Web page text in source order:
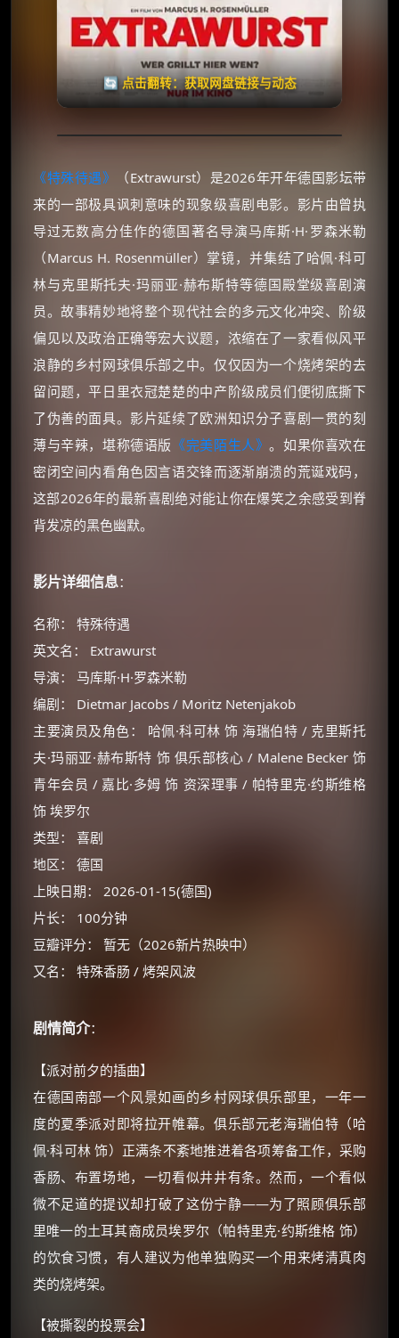
🔄 点击翻转：获取网盘链接与动态
失效请反馈
🧧️
天天领红包
《特殊待遇》
（Extrawurst）是2026年开年德国影坛带
来的一部极具讽刺意味的现象级喜剧电影。影片由曾执
导过无数高分佳作的德国著名导演马库斯·H·罗森米勒
（Marcus H. Rosenmüller）掌镜，并集结了哈佩·科可
林与克里斯托夫·玛丽亚·赫布斯特等德国殿堂级喜剧演
员。故事精妙地将整个现代社会的多元文化冲突、阶级
偏见以及政治正确等宏大议题，浓缩在了一家看似风平
浪静的乡村网球俱乐部之中。仅仅因为一个烧烤架的去
留问题，平日里衣冠楚楚的中产阶级成员们便彻底撕下
了伪善的面具。影片延续了欧洲知识分子喜剧一贯的刻
薄与辛辣，堪称德语版 《完美陌生人》。如果你喜欢在
密闭空间内看角色因言语交锋而逐渐崩溃的荒诞戏码，
这部2026年的最新喜剧绝对能让你在爆笑之余感受到脊
背发凉的黑色幽默。
影片详细信息：
名称： 特殊待遇
英文名： Extrawurst
导演： 马库斯·H·罗森米勒
编剧： Dietmar Jacobs / Moritz Netenjakob
主要演员及角色： 哈佩·科可林 饰 海瑞伯特 / 克里斯托
夫·玛丽亚·赫布斯特 饰 俱乐部核心 / Malene Becker 饰
青年会员 / 嘉比·多姆 饰 资深理事 / 帕特里克·约斯维格
饰 埃罗尔
类型： 喜剧
地区： 德国
上映日期： 2026-01-15(德国)
片长： 100分钟
豆瓣评分： 暂无（2026新片热映中）
又名： 特殊香肠 / 烤架风波
剧情简介：
【派对前夕的插曲】
在德国南部一个风景如画的乡村网球俱乐部里，一年一
度的夏季派对即将拉开帷幕。俱乐部元老海瑞伯特（哈
佩·科可林 饰）正满条不紊地推进着各项筹备工作，采购
香肠、布置场地，一切看似井井有条。然而，一个看似
微不足道的提议却打破了这份宁静——为了照顾俱乐部
里唯一的土耳其裔成员埃罗尔（帕特里克·约斯维格 饰）
的饮食习惯，有人建议为他单独购买一个用来烤清真肉
类的烧烤架。
【被撕裂的投票会】
🧧 福利领取站 ×